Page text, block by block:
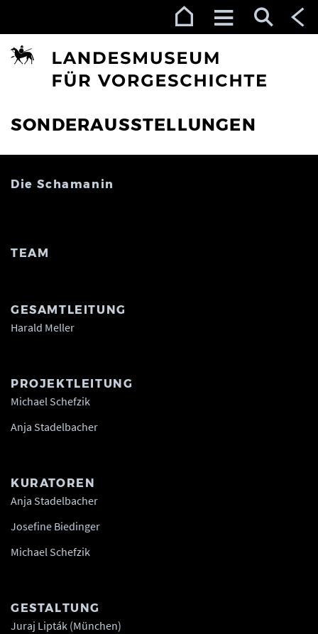
SONDERAUSSTELLUNGEN
Die Schamanin
TEAM
GESAMTLEITUNG
Harald Meller
PROJEKTLEITUNG
Michael Schefzik
Anja Stadelbacher
KURATOREN
Anja Stadelbacher
Josefine Biedinger
Michael Schefzik
GESTALTUNG
Juraj Lipták (München)